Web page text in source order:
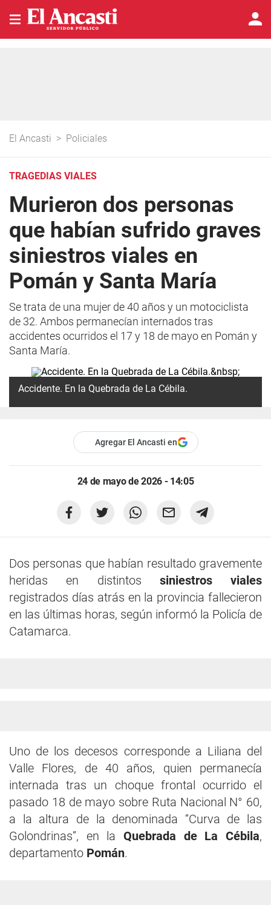
El Ancasti > Policiales
TRAGEDIAS VIALES
Murieron dos personas
que habían sufrido graves
siniestros viales en
Pomán y Santa María
Se trata de una mujer de 40 años y un motociclista
de 32. Ambos permanecían internados tras
accidentes ocurridos el 17 y 18 de mayo en Pomán y
Santa María.
Accidente. En la Quebrada de La Cébila.
Agregar El Ancasti en
24 de mayo de 2026 - 14:05
Dos personas que habían resultado gravemente
heridas en distintos siniestros viales
registrados días atrás en la provincia fallecieron
en las últimas horas, según informó la Policía de
Catamarca.
Uno de los decesos corresponde a Liliana del
Valle Flores, de 40 años, quien permanecía
internada tras un choque frontal ocurrido el
pasado 18 de mayo sobre Ruta Nacional N° 60,
a la altura de la denominada “Curva de las
Golondrinas”, en la Quebrada de La Cébila,
departamento Pomán.